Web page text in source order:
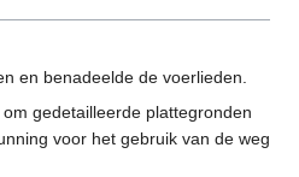
en benadeelde de voerlieden.
gedetailleerde plattegronden
voor het gebruik van de weg